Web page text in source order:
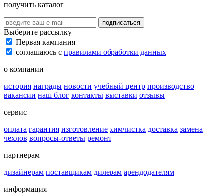
получить каталог
подписаться
Выберите рассылку
Первая кампания
соглашаюсь с правилами обработки данных
о компании
история награды новости учебный центр производство
вакансии наш блог контакты выставки отзывы
сервис
оплата гарантия изготовление химчистка доставка замена
чехлов вопросы-ответы ремонт
партнерам
дизайнерам поставщикам дилерам арендодателям
информация